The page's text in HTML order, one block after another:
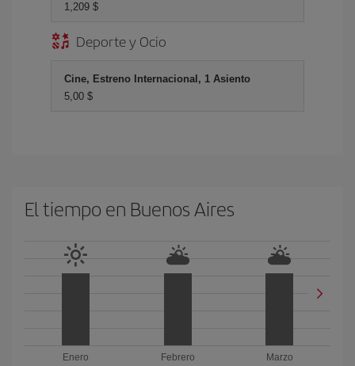
1,209 $
Deporte y Ocio
Cine, Estreno Internacional, 1 Asiento
5,00 $
El tiempo en Buenos Aires
Enero
Febrero
Marzo